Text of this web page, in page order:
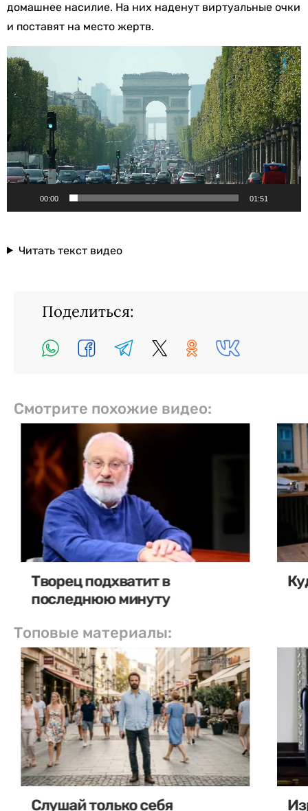
домашнее насилие. На них наденут виртуальные очки
и поставят на место жертв.
Видеоплеер
00:00 01:51
Читать текст видео
Поделиться:
Смотрите похожие видео:
Творец подхватит в
последнюю минуту
Топовые материалы:
Слушай только себя